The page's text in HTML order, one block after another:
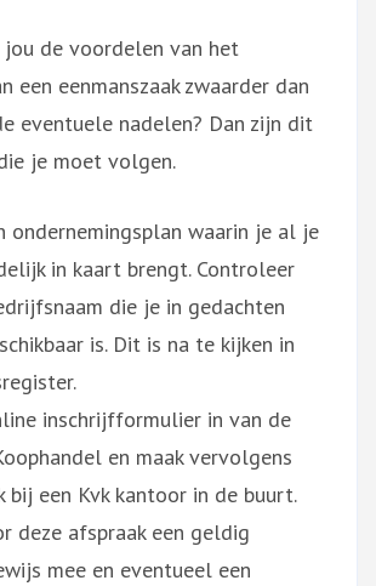
jou de voordelen van het
een eenmanszaak zwaarder dan
eventuele nadelen? Dan zijn dit
je moet volgen.
ondernemingsplan waarin je al je
in kaart brengt. Controleer
die je in gedachten
is. Dit is na te kijken in
inschrijfformulier in van de
en maak vervolgens
bij een Kvk kantoor in de buurt.
deze afspraak een geldig
mee en eventueel een